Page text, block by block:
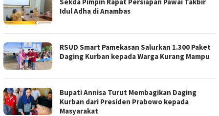
Idul Adha di Anambas
RSUD Smart Pamekasan Salurkan 1.300 Paket
Daging Kurban kepada Warga Kurang Mampu
Bupati Annisa Turut Membagikan Daging
Kurban dari Presiden Prabowo kepada
Masyarakat